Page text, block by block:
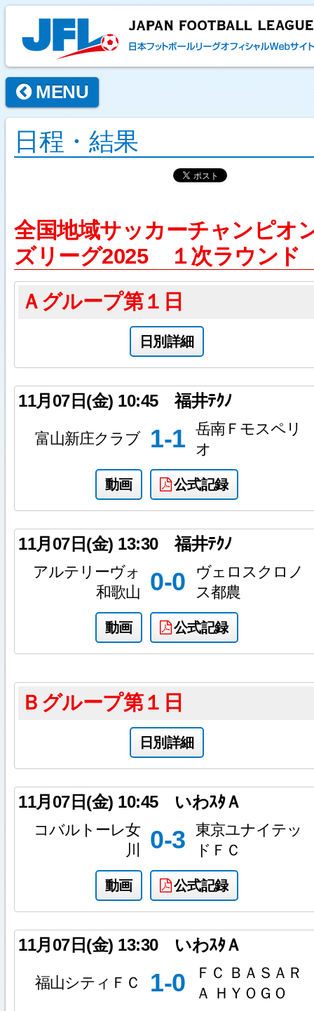
MENU
日程・結果
全国地域サッカーチャンピオ
ズリーグ2025 １次ラウンド
Ａグループ第１日
日別詳細
11月07日(金) 10:45福井ﾃｸﾉ
富山新庄クラブ 1-1 岳南Ｆモスペリ
オ
動画 公式記録
11月07日(金) 13:30福井ﾃｸﾉ
アルテリーヴォ
和歌山
0-0
ヴェロスクロノ
ス都農
動画 公式記録
Ｂグループ第１日
日別詳細
11月07日(金) 10:45いわｽﾀＡ
コバルトーレ女
川
0-3
東京ユナイテッ
ドＦＣ
動画 公式記録
11月07日(金) 13:30いわｽﾀＡ
福山シティＦＣ 1-0
ＦＣ ＢＡＳＡＲ
Ａ ＨＹＯＧＯ